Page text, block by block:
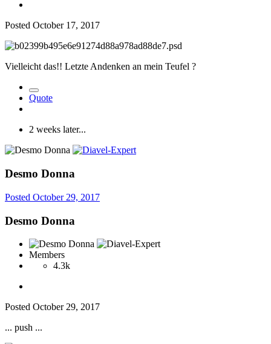
Posted October 17, 2017
Vielleicht das!! Letzte Andenken an mein Teufel ?
Quote
2 weeks later...
Desmo Donna
Posted October 29, 2017
Desmo Donna
Members
4.3k
Posted October 29, 2017
... push ...